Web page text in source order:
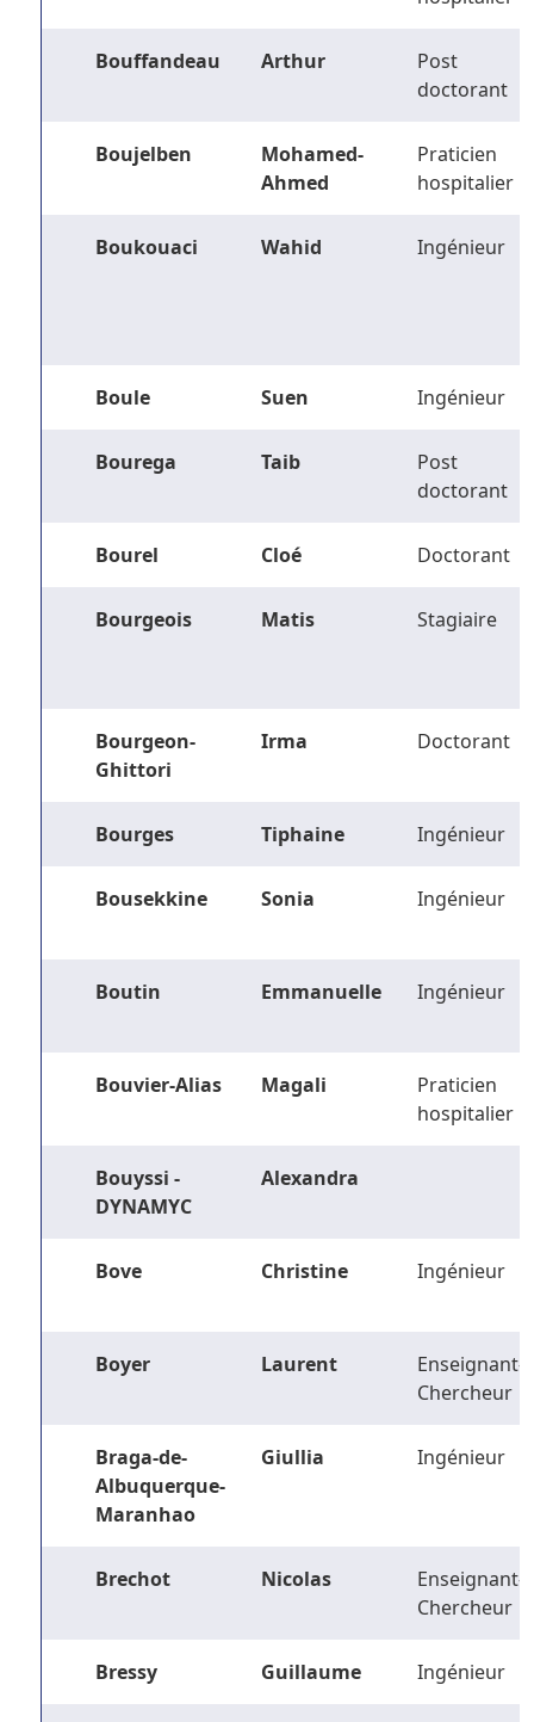
Bouffandeau Arthur
Post
doctorant
Boujelben
Mohamed-
Ahmed
Praticien
hospitalier
Boukouaci Wahid Ingénieur
Boule Suen Ingénieur
Bourega Taib
Post
doctorant
Bourel Cloé Doctorant
Bourgeois Matis Stagiaire
Bourgeon-
Ghittori
Irma Doctorant
Bourges Tiphaine Ingénieur
Bousekkine Sonia Ingénieur
Boutin Emmanuelle Ingénieur
Bouvier-Alias Magali
Praticien
hospitalier
Bouyssi -
DYNAMYC
Alexandra
Bove Christine Ingénieur
Boyer Laurent
Enseignant-
Chercheur
Braga-de-
Albuquerque-
Maranhao
Giullia Ingénieur
Brechot Nicolas
Enseignant-
Chercheur
Bressy Guillaume Ingénieur